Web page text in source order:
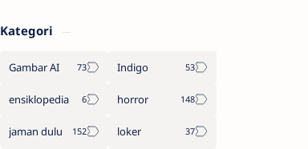
Kategori
Gambar AI Indigo
ensiklopedia horror
jaman dulu loker